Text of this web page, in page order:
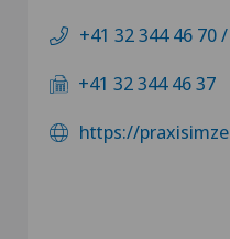
+41 32 344 46 70
+41 32 344 46 37
https://